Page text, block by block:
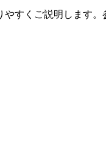
すくご説明します